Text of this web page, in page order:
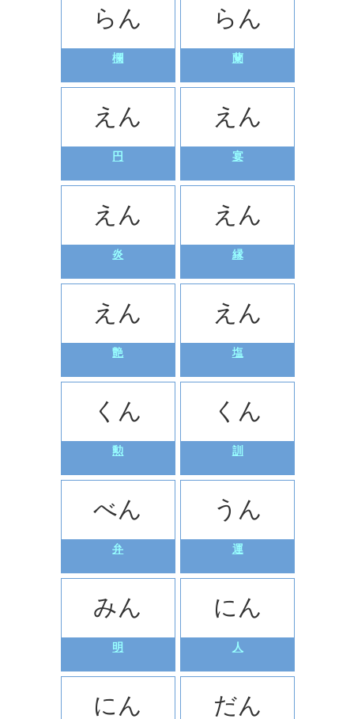
らん
欄
らん
蘭
えん
円
えん
宴
えん
炎
えん
縁
えん
艶
えん
塩
くん
勲
くん
訓
べん
弁
うん
運
みん
明
にん
人
にん だん